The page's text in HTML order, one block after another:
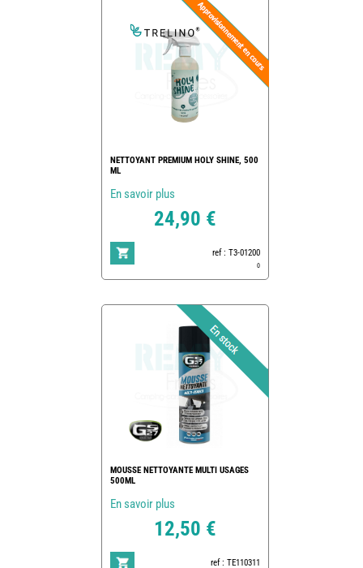
NETTOYANT PREMIUM HOLY SHINE, 500
ML
En savoir plus
24,90 €
ref : T3-01200
0
MOUSSE NETTOYANTE MULTI USAGES
500ML
En savoir plus
12,50 €
ref : TE110311